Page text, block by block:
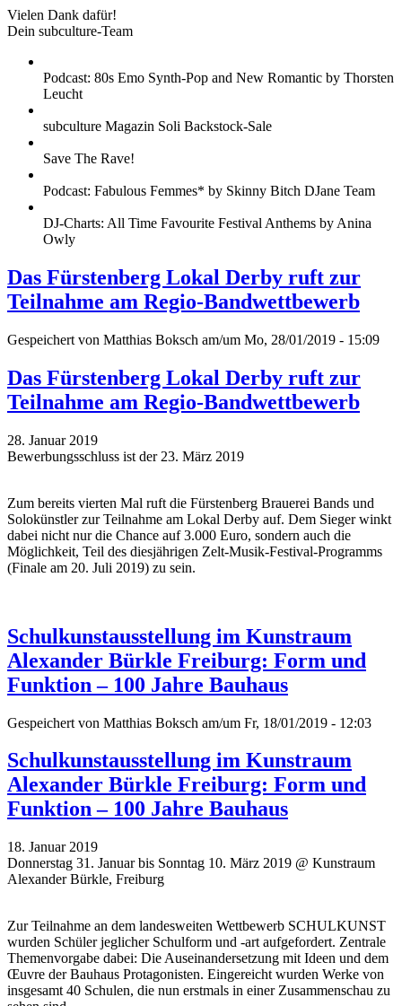
Vielen Dank dafür!
Dein subculture-Team
Podcast: 80s Emo Synth-Pop and New Romantic by Thorsten
Leucht
subculture Magazin Soli Backstock-Sale
Save The Rave!
Podcast: Fabulous Femmes* by Skinny Bitch DJane Team
DJ-Charts: All Time Favourite Festival Anthems by Anina
Owly
Das Fürstenberg Lokal Derby ruft zur
Teilnahme am Regio-Bandwettbewerb
Gespeichert von Matthias Boksch am/um Mo, 28/01/2019 - 15:09
Das Fürstenberg Lokal Derby ruft zur
Teilnahme am Regio-Bandwettbewerb
28. Januar 2019
Bewerbungsschluss ist der 23. März 2019
Zum bereits vierten Mal ruft die Fürstenberg Brauerei Bands und
Solokünstler zur Teilnahme am Lokal Derby auf. Dem Sieger winkt
dabei nicht nur die Chance auf 3.000 Euro, sondern auch die
Möglichkeit, Teil des diesjährigen Zelt-Musik-Festival-Programms
(Finale am 20. Juli 2019) zu sein.
Schulkunstausstellung im Kunstraum
Alexander Bürkle Freiburg: Form und
Funktion – 100 Jahre Bauhaus
Gespeichert von Matthias Boksch am/um Fr, 18/01/2019 - 12:03
Schulkunstausstellung im Kunstraum
Alexander Bürkle Freiburg: Form und
Funktion – 100 Jahre Bauhaus
18. Januar 2019
Donnerstag 31. Januar bis Sonntag 10. März 2019 @ Kunstraum
Alexander Bürkle, Freiburg
Zur Teilnahme an dem landesweiten Wettbewerb SCHULKUNST
wurden Schüler jeglicher Schulform und -art aufgefordert. Zentrale
Themenvorgabe dabei: Die Auseinandersetzung mit Ideen und dem
Œuvre der Bauhaus Protagonisten. Eingereicht wurden Werke von
insgesamt 40 Schulen, die nun erstmals in einer Zusammenschau zu